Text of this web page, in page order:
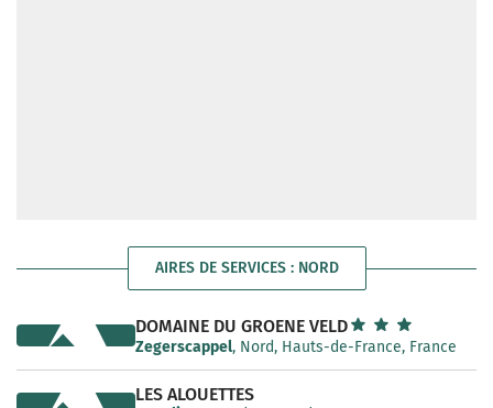
AIRES DE SERVICES : NORD
DOMAINE DU GROENE VELD
Zegerscappel, Nord, Hauts-de-France, France
LES ALOUETTES